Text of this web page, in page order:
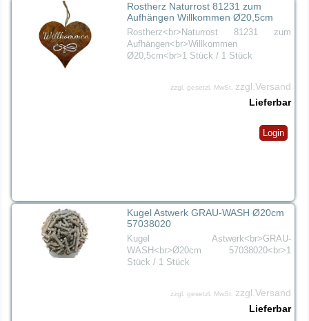
Rostherz Naturrost 81231 zum
Aufhängen Willkommen Ø20,5cm
Rostherz<br>Naturrost 81231 zum
Aufhängen<br>Willkommen
Ø20,5cm<br>1 Stück / 1 Stück
zzgl. gesetzl. MwSt.
zzgl.Versand
Lieferbar
Login
Kugel Astwerk GRAU-WASH Ø20cm
57038020
Kugel Astwerk<br>GRAU-
WASH<br>Ø20cm 57038020<br>1
Stück / 1 Stück
zzgl. gesetzl. MwSt. zzgl.Versand
Lieferbar